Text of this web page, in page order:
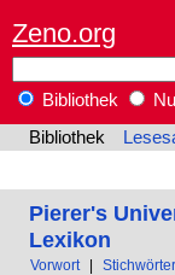
Zeno.org
Bibliothek
Bibliothek
Pierer's
Lexikon
Vorwort Stichwörter